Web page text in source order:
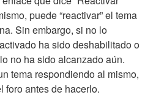
puede “reactivar” el tema
Sin embargo, si no lo
ha sido deshabilitado o
no ha sido alcanzado aún.
tema respondiendo al mismo,
foro antes de hacerlo.